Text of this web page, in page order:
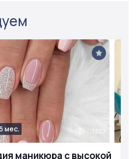
маникюра с высокой
мес. 1352